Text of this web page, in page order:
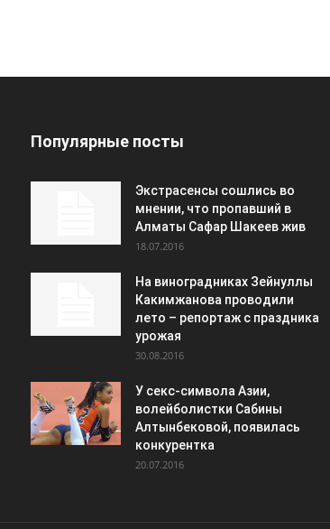
Популярные посты
Экстрасенсы сошлись во
мнении, что пропавший в
Алматы Сафар Шакеев жив
18.07.2016
На виноградниках Зейнуллы
Какимжанова проводили
лето – репортаж с праздника
урожая
30.08.2016
У секс-символа Азии,
волейболистки Сабины
Алтынбековой, появилась
конкурентка
20.07.2016